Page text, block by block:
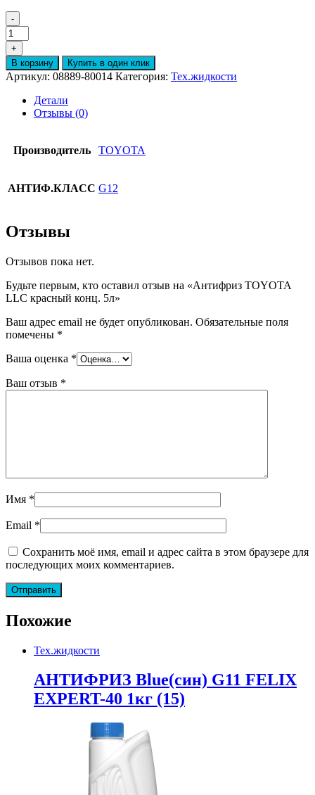
-
Количество
товара
Антифриз
TOYOTA
LLC
красный
+
В корзину
Купить в один клик
Артикул: 08889-80014 Категория: Тех.жидкости
Детали
Отзывы (0)
Производитель TOYOTA
АНТИФ.КЛАCC G12
Отзывы
Отзывов пока нет.
Будьте первым, кто оставил отзыв на «Антифриз TOYOTA
LLC красный конц. 5л»
Ваш адрес email не будет опубликован. Обязательные поля
помечены *
Ваша оценка *
Ваш отзыв *
Имя *
Email *
Сохранить моё имя, email и адрес сайта в этом браузере для
последующих моих комментариев.
Похожие
Тех.жидкости
АНТИФРИЗ Blue(син) G11 FELIX
EXPERT-40 1кг (15)